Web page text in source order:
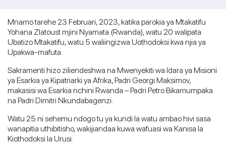
Mnamo tarehe 23 Februari, 2023, katika parokia ya Mtakatifu
Yohana Zlatoust mjini Nyamata (Rwanda), watu 20 walipata
Ubatizo Mtakatifu, watu 5 waliingizwa Uothodoksi kwa njia ya
Upakwa-mafuta.
Sakramenti hizo ziliendeshwa na Mwenyekiti wa Idara ya Misioni
ya Esarkia ya Kipatriarki ya Afrika, Padri Georgi Maksimov,
makasisi wa Esarkia nchini Rwanda – Padri Petro Bikamumpaka
na Padri Dimitri Nkundabagenzi.
Watu 25 ni sehemu ndogo tu ya kundi la watu ambao hivi sasa
wanapitia uthibitisho, wakijiandaa kuwa wafuasi wa Kanisa la
Kiothodoksi la Urusi.